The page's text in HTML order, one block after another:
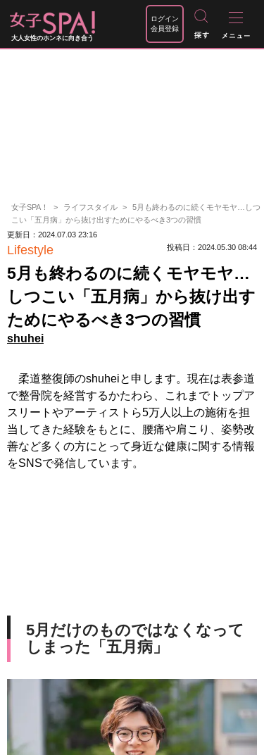
大人女性のホンネに向き合う
ログイン
会員登録
女子SPA！ ライフスタイル
5月も終わるのに続くモヤモヤ…しつ
こい「五月病」から抜け出すためにやるべき3つの習慣
更新日：2024.07.03 23:16
Lifestyle 投稿日：2024.05.30 08:44
5月も終わるのに続くモヤモヤ…
しつこい「五月病」から抜け出す
ためにやるべき3つの習慣
shuhei
柔道整復師のshuheiと申します。現在は表参道
で整骨院を経営するかたわら、これまでトップア
スリートやアーティストら5万人以上の施術を担
当してきた経験をもとに、腰痛や肩こり、姿勢改
善など多くの方にとって身近な健康に関する情報
をSNSで発信しています。
5月だけのものではなくなって
しまった「五月病」